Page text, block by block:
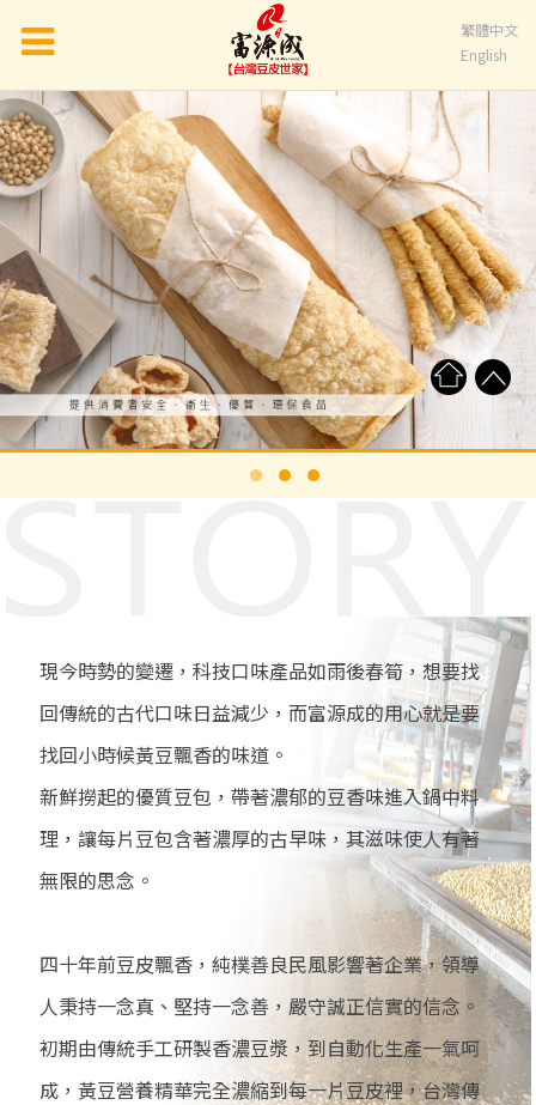
繁體中文
English
現今時勢的變遷，科技口味產品如雨後春筍，想要找
回傳統的古代口味日益減少，而富源成的用心就是要
找回小時候黃豆飄香的味道。
新鮮撈起的優質豆包，帶著濃郁的豆香味進入鍋中料
理，讓每片豆包含著濃厚的古早味，其滋味使人有著
無限的思念。
四十年前豆皮飄香，純樸善良民風影響著企業，領導
人秉持一念真、堅持一念善，嚴守誠正信實的信念。
初期由傳統手工研製香濃豆漿，到自動化生產一氣呵
成，黃豆營養精華完全濃縮到每一片豆皮裡，台灣傳